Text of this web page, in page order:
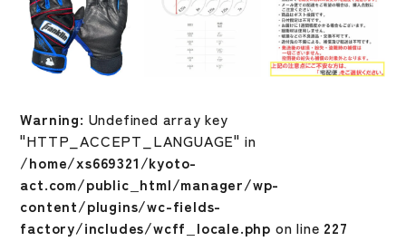
Warning: Undefined array key
"HTTP_ACCEPT_LANGUAGE" in
/home/xs669321/kyoto-
act.com/public_html/manager/wp-
content/plugins/wc-fields-
factory/includes/wcff_locale.php on line 227